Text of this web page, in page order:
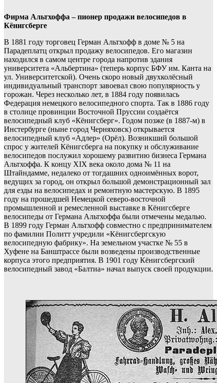
Фирма Альтхоффа – пионер продажи велосипедов в
Кёнигсберге
В 1881 году торговец Герман Альтхофф в доме № 5 на
Парадеплатц открыл продажу велосипедов. Его магазин
находился в самом центре города напротив здания
университета «Альбертина» (теперь корпус БФУ им. Канта на
ул. Университетской). Очень скоро новый двухколёсный
индивидуальный транспорт завоевал свою популярность у
горожан. Через несколько лет, в 1884 году появилась
Федерация немецкого велосипедного спорта. Так в 1886 году
в столице провинции Восточной Пруссии создаётся
велосипедный клуб «Кёнигсберг». Годом позже (в 1887-м) в
Инстербурге (ныне город Черняховск) открывается
велосипедный клуб «Адлер» (Орёл). Возникший большой
спрос у жителей Кёнигсберга на покупку и обслуживание
велосипедов послужил хорошему развитию бизнеса Германа
Альтхоффа. К концу XIX века около дома № 11 на
Штайндамме, недалеко от тогдашних одноимённых ворот,
ведущих за город, он открыл большой демонстрационный зал
для езды на велосипедах и ремонтную мастерскую. В 1895
году на прошедшей Немецкой северо-восточной
промышленной и ремесленной выставке в Кёнигсберге
велосипеды от Германа Альтхоффа были отмечены медалью.
В 1899 году Герман Альтхофф совместно с предпринимателем
по фамилии Политт учредили «Кёнигсбергскую
велосипедную фабрику». На земельном участке № 55 в
Хуфене на Банштрассе были возведены производственные
корпуса этого предприятия. В 1901 году Кёнигсбергский
велосипедный завод «Балтиа» начал выпуск своей продукции.